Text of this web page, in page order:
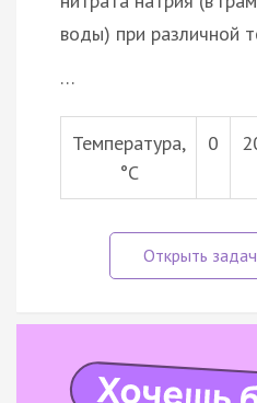
воды) при различной
…
Температура,
°С
0